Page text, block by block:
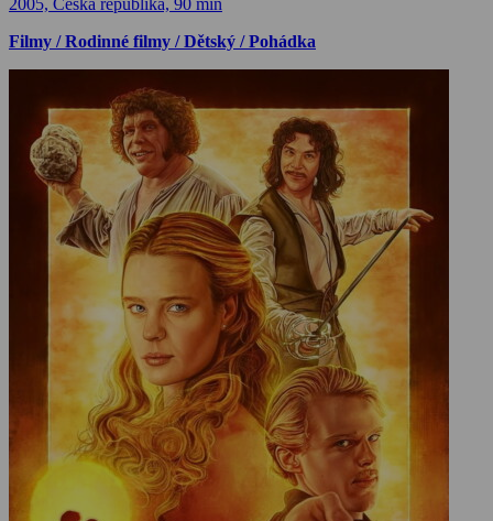
2005, Česká republika, 90 min
Filmy / Rodinné filmy / Dětský / Pohádka